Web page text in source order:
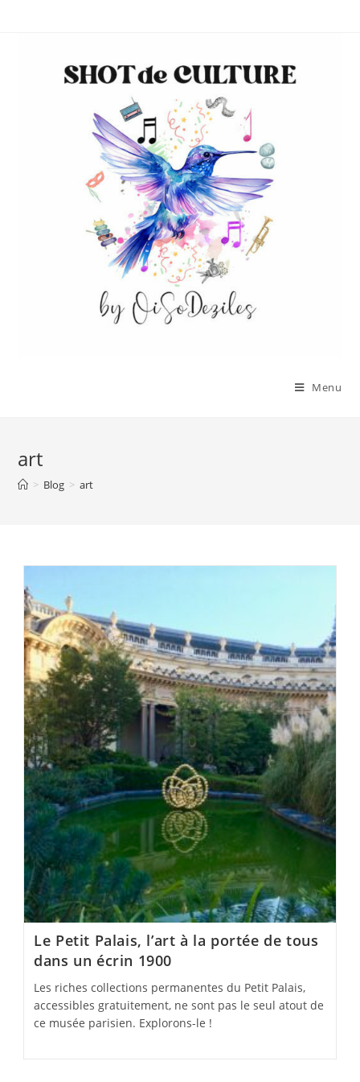
Menu
art
> Blog > art
Le Petit Palais, l’art à la portée de tous
dans un écrin 1900
Les riches collections permanentes du Petit Palais,
accessibles gratuitement, ne sont pas le seul atout de
ce musée parisien. Explorons-le !